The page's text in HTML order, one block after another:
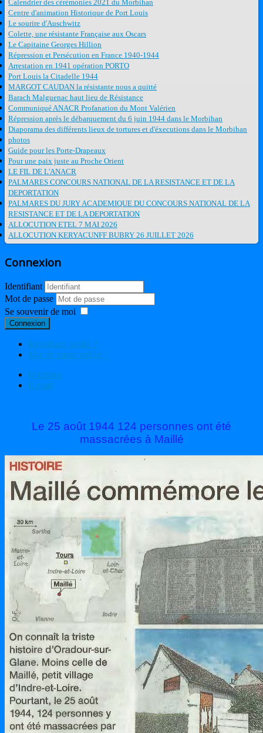
Calendrier des cérémonies 2021 du Morbihan
Centre d'animation Historique de Port Louis
Le sourire d'Auschwitz
Colette, une résistante Française aux Oscars
Le Capitaine Georges Hillion
Répression et Persécution en France 1940-1944
Arrestation en 1941 opération PORTO
Port Louis la Citadelle 1944
MARGOT CAUDAN la résistante nous a quitté
Barach Malguenac haut lieu de Résistance
Communiqué ANACR Profanation du Mont Valérien
Répression après le débarquement du 6 juin 1944 dans le Morbihan
Diaporama des différents lieux de tortures et d'éxecutions dans le Morbihan
photos
Guide pour les Porte-Drapeaux
Pour une paix juste au Proche Orient
LE FIL DE L'ANACR
PALMARES CONCOURS NATIONAL DE LA RESISTANCE ET DE LA
DEPORTATION
PALMARES DU JURY ACADEMIQUE DU CONCOURS NATIONAL DE LA
RESISTANCE ET DE LA DEPORTATION
ALLOCUTION ETEL 7 MAI 2026
ALLOCUTION KERYACUNFF BUBRY 26 JUILLET 2026
Connexion
Identifiant
Mot de passe
Se souvenir de moi
Connexion
Identifiant oublié ?
Mot de passe oublié ?
Imprimer
E-mail
Le 25 août 1944 124 personnes ont été
massacrées à Maillé